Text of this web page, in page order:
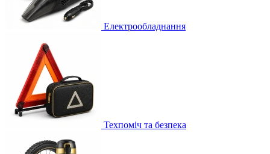
Електрообладнання
Техпоміч та безпека